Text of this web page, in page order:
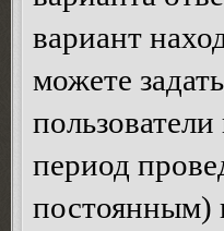
вариант
можете
период
постоянным)